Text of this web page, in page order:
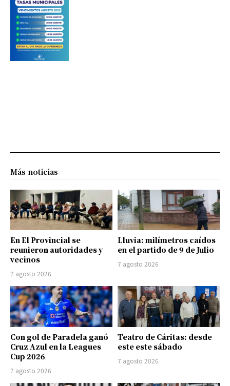
Más noticias
En El Provincial se
reunieron autoridades y
vecinos
7 agosto 2026
Lluvia: milímetros caídos
en el partido de 9 de Julio
7 agosto 2026
Con gol de Paradela ganó
Cruz Azul en la Leagues
Cup 2026
7 agosto 2026
Teatro de Cáritas: desde
este este sábado
7 agosto 2026